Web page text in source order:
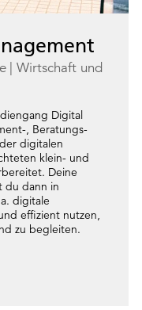
Wirtschaft und
Digital
, Beratungs-
digitalen
klein- und
Deine
du dann in
digitale
effizient nutzen,
zu begleiten.